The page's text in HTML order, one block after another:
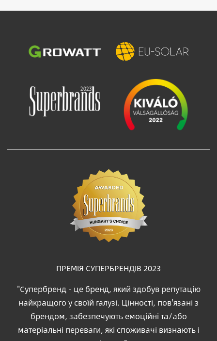
Зображення Зображення
ПРЕМІЯ СУПЕРБРЕНДІВ 2023
"Супербренд - це бренд, який здобув репутацію
найкращого у своїй галузі. Цінності, пов'язані з
брендом, забезпечують емоційні та/або
матеріальні переваги, які споживачі визнають і